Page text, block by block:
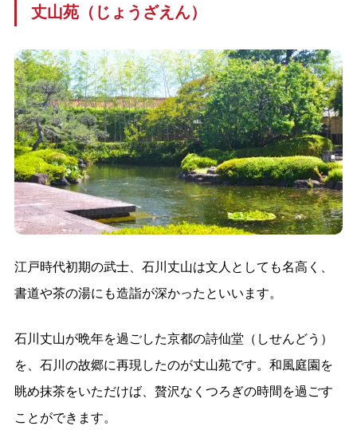
丈山苑（じょうざえん）
江戸時代初期の武士、石川丈山は文人としても名高く、
書道や茶の湯にも造詣が深かったといいます。
石川丈山が晩年を過ごした京都の詩仙堂（しせんどう）
を、石川の故郷に再現したのが丈山苑です。和風庭園を
眺め抹茶をいただけば、贅沢なくつろぎの時間を過ごす
ことができます。